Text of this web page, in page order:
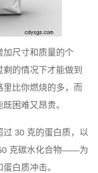
加尺寸和质量的个
的情况下才能做到
比你燃烧的多，而
困难又昂贵。
30 克的蛋白质，以
克碳水化合物——为
白质冲击。